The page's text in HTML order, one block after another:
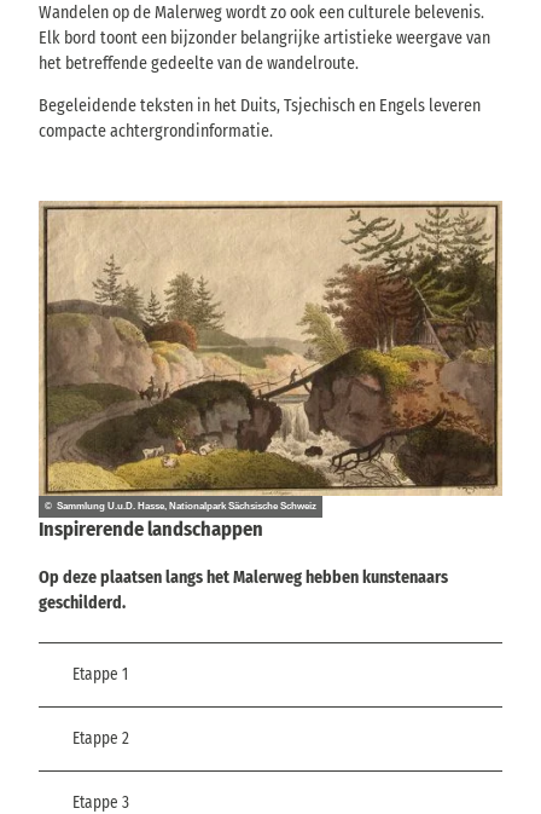
Wandelen op de Malerweg wordt zo ook een culturele belevenis.
Elk bord toont een bijzonder belangrijke artistieke weergave van
het betreffende gedeelte van de wandelroute.
Begeleidende teksten in het Duits, Tsjechisch en Engels leveren
compacte achtergrondinformatie.
© Sammlung U.u.D. Hasse, Nationalpark Sächsische Schweiz
Inspirerende landschappen
Op deze plaatsen langs het Malerweg hebben kunstenaars
geschilderd.
Etappe 1
Etappe 2
Etappe 3